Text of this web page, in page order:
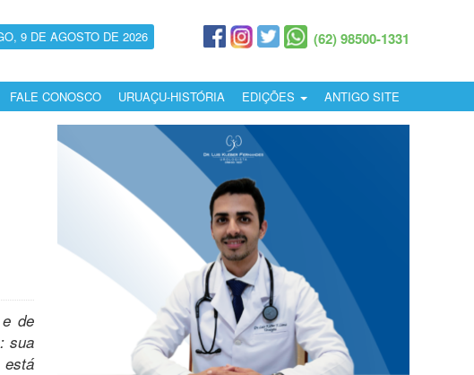
9 DE AGOSTO DE 2026 (62) 98500-1331
FALE CONOSCO URUAÇU-HISTÓRIA EDIÇÕES ANTIGO SITE
de
sua